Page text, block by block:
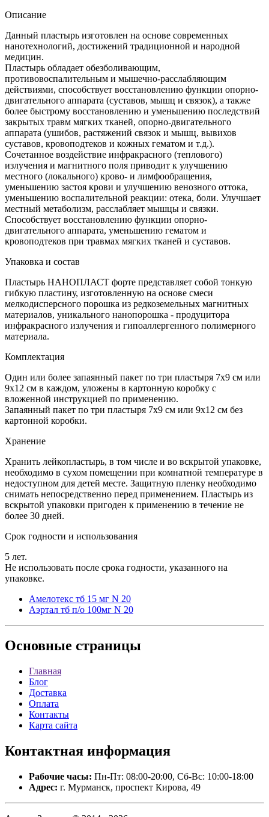
Описание
Данный пластырь изготовлен на основе современных
нанотехнологий, достижений традиционной и народной
медицин.
Пластырь обладает обезболивающим,
противовоспалительным и мышечно-расслабляющим
действиями, способствует восстановлению функции опорно-
двигательного аппарата (суставов, мышц и связок), а также
более быстрому восстановлению и уменьшению последствий
закрытых травм мягких тканей, опорно-двигательного
аппарата (ушибов, растяжений связок и мышц, вывихов
суставов, кровоподтеков и кожных гематом и т.д.).
Сочетанное воздействие инфракрасного (теплового)
излучения и магнитного поля приводит к улучшению
местного (локального) крово- и лимфообращения,
уменьшению застоя крови и улучшению венозного оттока,
уменьшению воспалительной реакции: отека, боли. Улучшает
местный метаболизм, расслабляет мышцы и связки.
Способствует восстановлению функции опорно-
двигательного аппарата, уменьшению гематом и
кровоподтеков при травмах мягких тканей и суставов.
Упаковка и состав
Пластырь НАНОПЛАСТ форте представляет собой тонкую
гибкую пластину, изготовленную на основе смеси
мелкодисперсного порошка из редкоземельных магнитных
материалов, уникального нанопорошка - продуцитора
инфракрасного излучения и гипоаллергенного полимерного
материала.
Комплектация
Один или более запаянный пакет по три пластыря 7х9 см или
9х12 см в каждом, уложены в картонную коробку с
вложенной инструкцией по применению.
Запаянный пакет по три пластыря 7х9 см или 9х12 см без
картонной коробки.
Хранение
Хранить лейкопластырь, в том числе и во вскрытой упаковке,
необходимо в сухом помещении при комнатной температуре в
недоступном для детей месте. Защитную пленку необходимо
снимать непосредственно перед применением. Пластырь из
вскрытой упаковки пригоден к применению в течение не
более 30 дней.
Срок годности и использования
5 лет.
Не использовать после срока годности, указанного на
упаковке.
Амелотекс тб 15 мг N 20
Аэртал тб п/о 100мг N 20
Основные страницы
Главная
Блог
Доставка
Оплата
Контакты
Карта сайта
Контактная информация
Рабочие часы: Пн-Пт: 08:00-20:00, Сб-Вс: 10:00-18:00
Адрес: г. Мурманск, проспект Кирова, 49